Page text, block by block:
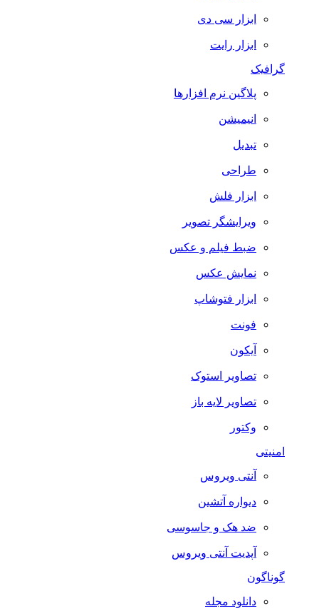
ابزار سی دی
ابزار رایت
گرافیک
پلاگین نرم افزارها
انیمیشن
تبدیل
طراحی
ابزار فلش
ویرایشگر تصویر
ضبط فيلم و عكس
نمایش عکس
ابزار فتوشاپ
فونت
آیکون
تصاویر استوک
تصاویر لایه باز
وکتور
امنیتی
آنتی ویروس
دیواره آتشین
ضد هک و جاسوسی
آپدیت آنتی ویروس
گوناگون
دانلود مجله